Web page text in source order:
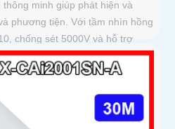
minh giúp phát hiện và
phương tiện. Với tầm nhìn hồng
chống sét 5000V và hỗ trợ
trong mọi điều kiện môi